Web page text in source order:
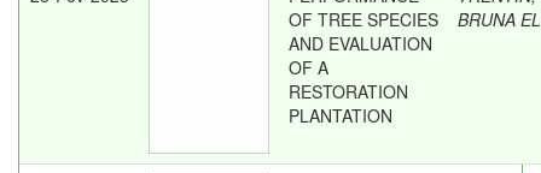
OF TREE SPECIES
AND EVALUATION
OF A
RESTORATION
PLANTATION
BRUNA